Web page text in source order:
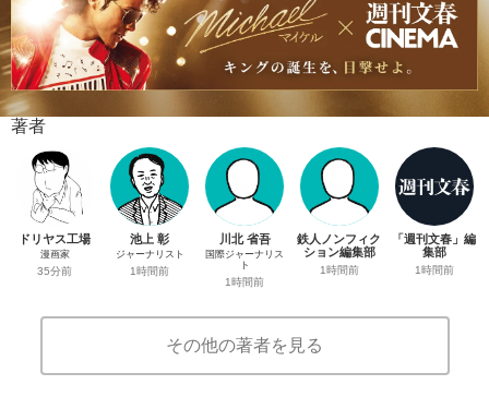
著者
ドリヤス工場
漫画家
35分前
池上 彰
ジャーナリスト
1時間前
川北 省吾
国際ジャーナリス
ト
1時間前
鉄人ノンフィク
ション編集部
1時間前
「週刊文春」編
集部
1時間前
その他の著者を見る